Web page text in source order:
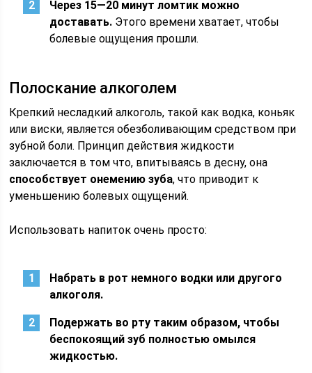
Через 15—20 минут ломтик можно
доставать. Этого времени хватает, чтобы
болевые ощущения прошли.
Полоскание алкоголем
Крепкий несладкий алкоголь, такой как водка, коньяк
или виски, является обезболивающим средством при
зубной боли. Принцип действия жидкости
заключается в том что, впитываясь в десну, она
способствует онемению зуба, что приводит к
уменьшению болевых ощущений.
Использовать напиток очень просто:
Набрать в рот немного водки или другого
алкоголя.
Подержать во рту таким образом, чтобы
беспокоящий зуб полностью омылся
жидкостью.